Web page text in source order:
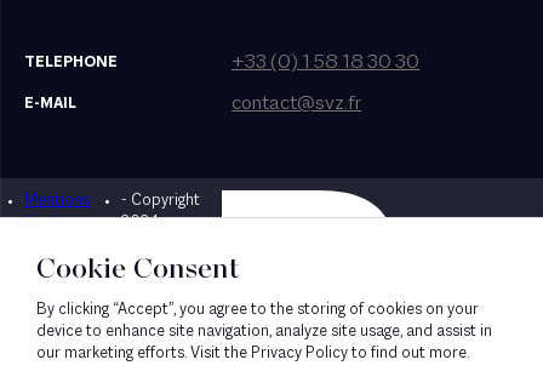
TELEPHONE +33 (0) 1 58 18 30 30
E-MAIL contact@svz.fr
Mentions
légales
- Copyright
2024
Designed by Bonhomme
Cookie Consent
By clicking “Accept”, you agree to the storing of cookies on your
device to enhance site navigation, analyze site usage, and assist in
our marketing efforts. Visit the Privacy Policy to find out more.